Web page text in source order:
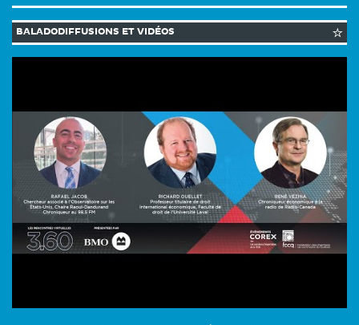
BALADODIFFUSIONS ET VIDÉOS